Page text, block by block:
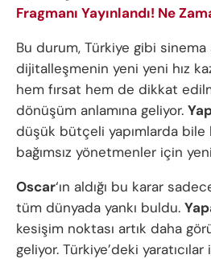
Fragmanı Yayınlandı! Ne
Bu durum, Türkiye gibi
dijitalleşmenin yeni yeni hız
hem fırsat hem de dikkat
dönüşüm anlamına geliyor.
düşük bütçeli yapımlarda bile
bağımsız yönetmenler için
Oscar‘ın aldığı bu karar
tüm dünyada yankı buldu.
kesişim noktası artık daha
geliyor. Türkiye’deki